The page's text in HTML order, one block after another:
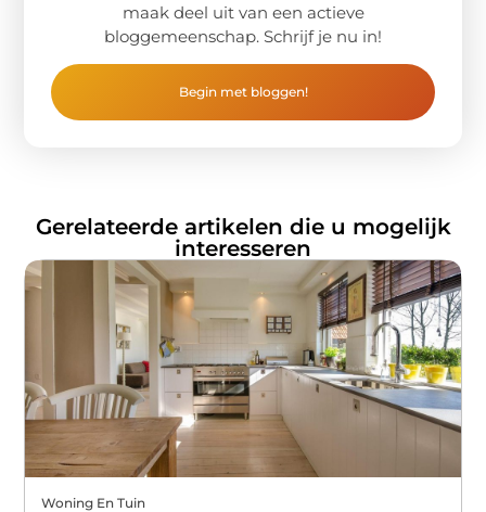
maak deel uit van een actieve
bloggemeenschap. Schrijf je nu in!
Begin met bloggen!
Gerelateerde artikelen die u mogelijk
interesseren
Woning En Tuin